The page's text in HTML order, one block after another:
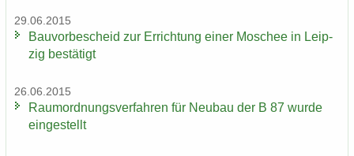
29.06.2015
Bau­vor­be­scheid zur Er­rich­tung einer Mo­schee in Leip­
zig be­stä­tigt
26.06.2015
Raum­ord­nungs­ver­fah­ren für Neu­bau der B 87 wurde
ein­ge­stellt